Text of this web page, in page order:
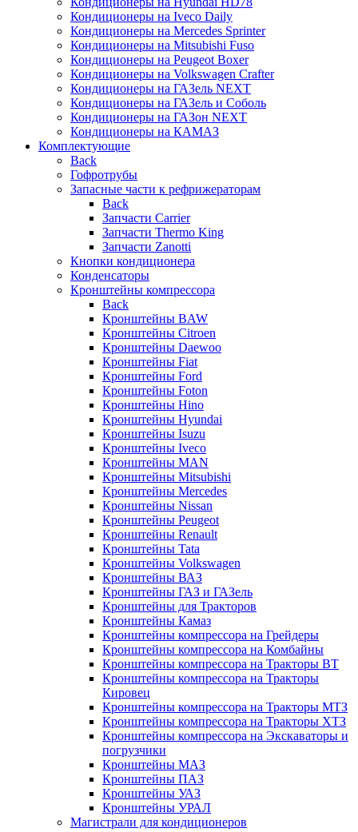
Кондиционеры на Iveco Daily
Кондиционеры на Mercedes Sprinter
Кондиционеры на Mitsubishi Fuso
Кондиционеры на Peugeot Boxer
Кондиционеры на Volkswagen Crafter
Кондиционеры на ГАЗель NEXT
Кондиционеры на ГАЗель и Соболь
Кондиционеры на ГАЗон NEXT
Кондиционеры на КАМАЗ
Комплектующие
Back
Гофротрубы
Запасные части к рефрижераторам
Back
Запчасти Carrier
Запчасти Thermo King
Запчасти Zanotti
Кнопки кондиционера
Конденсаторы
Кронштейны компрессора
Back
Кронштейны BAW
Кронштейны Citroen
Кронштейны Daewoo
Кронштейны Fiat
Кронштейны Ford
Кронштейны Foton
Кронштейны Hino
Кронштейны Hyundai
Кронштейны Isuzu
Кронштейны Iveco
Кронштейны MAN
Кронштейны Mitsubishi
Кронштейны Mеrcedes
Кронштейны Nissan
Кронштейны Peugeot
Кронштейны Renault
Кронштейны Tata
Кронштейны Volkswagen
Кронштейны ВАЗ
Кронштейны ГАЗ и ГАЗель
Кронштейны для Тракторов
Кронштейны Камаз
Кронштейны компрессора на Грейдеры
Кронштейны компрессора на Комбайны
Кронштейны компрессора на Тракторы ВТ
Кронштейны компрессора на Тракторы
Кировец
Кронштейны компрессора на Тракторы МТЗ
Кронштейны компрессора на Тракторы ХТЗ
Кронштейны компрессора на Экскаваторы и
погрузчики
Кронштейны МАЗ
Кронштейны ПАЗ
Кронштейны УАЗ
Кронштейны УРАЛ
Магистрали для кондиционеров